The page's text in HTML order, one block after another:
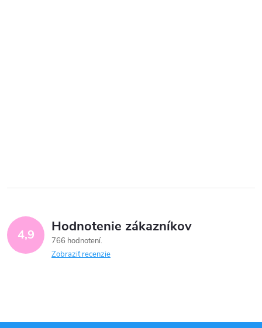
4,9 Hodnotenie zákazníkov
766 hodnotení
Zobraziť recenzie